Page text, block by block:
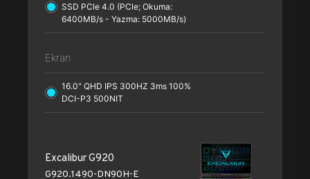
SSD PCle 4.0 (PCle; Okuma:
6400MB/s - Yazma: 5000MB/s)
Ekran
16.0" QHD IPS 300HZ 3ms 100%
DCI-P3 500NIT
Excalibur G920
G920.1490-DN90H-E